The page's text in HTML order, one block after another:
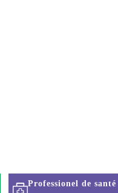
Professionel de santé